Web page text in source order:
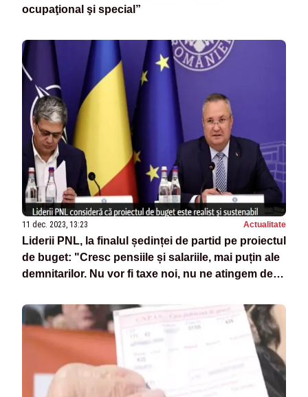
ocupaţional şi special”
11 dec. 2023, 13:23 Actualitate
Liderii PNL, la finalul ședinței de partid pe proiectul
de buget: "Cresc pensiile și salariile, mai puțin ale
demnitarilor. Nu vor fi taxe noi, nu ne atingem de